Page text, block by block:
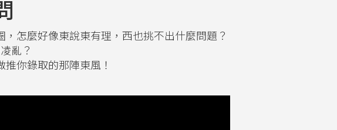
怎麼好像東說東有理，西也挑不出什麼問題？
亂？
你錄取的那陣東風！